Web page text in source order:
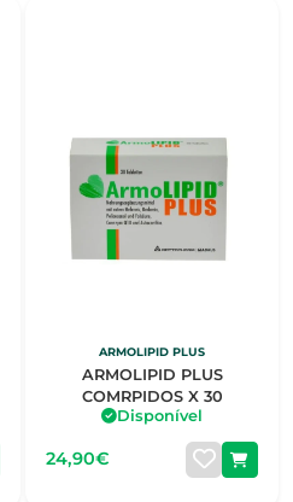
ARMOLIPID PLUS
ARMOLIPID PLUS
COMRPIDOS X 30
Disponível
24,90€